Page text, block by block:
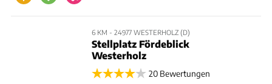
6 KM - 24977 WESTERHOLZ (D)
Stellplatz Fördeblick
Westerholz
20 Bewertungen